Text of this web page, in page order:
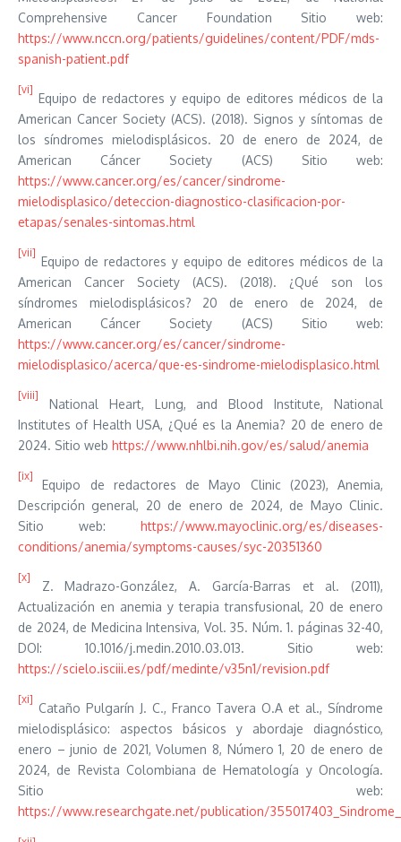
Comprehensive Cancer Foundation Sitio web:
https://www.nccn.org/patients/guidelines/content/PDF/mds-
spanish-patient.pdf
[vi]
Equipo de redactores y equipo de editores médicos de la
American Cancer Society (ACS). (2018). Signos y síntomas de
los síndromes mielodisplásicos. 20 de enero de 2024, de
American Cáncer Society (ACS) Sitio web:
https://www.cancer.org/es/cancer/sindrome-
mielodisplasico/deteccion-diagnostico-clasificacion-por-
etapas/senales-sintomas.html
[vii]
Equipo de redactores y equipo de editores médicos de la
American Cancer Society (ACS). (2018). ¿Qué son los
síndromes mielodisplásicos? 20 de enero de 2024, de
American Cáncer Society (ACS) Sitio web:
https://www.cancer.org/es/cancer/sindrome-
mielodisplasico/acerca/que-es-sindrome-mielodisplasico.html
[viii]
National Heart, Lung, and Blood Institute, National
Institutes of Health USA, ¿Qué es la Anemia? 20 de enero de
2024. Sitio web https://www.nhlbi.nih.gov/es/salud/anemia
[ix]
Equipo de redactores de Mayo Clinic (2023), Anemia,
Descripción general, 20 de enero de 2024, de Mayo Clinic.
Sitio web: https://www.mayoclinic.org/es/diseases-
conditions/anemia/symptoms-causes/syc-20351360
[x]
Z. Madrazo-González, A. García-Barras et al. (2011),
Actualización en anemia y terapia transfusional, 20 de enero
de 2024, de Medicina Intensiva, Vol. 35. Núm. 1. páginas 32-40,
DOI: 10.1016/j.medin.2010.03.013. Sitio web:
https://scielo.isciii.es/pdf/medinte/v35n1/revision.pdf
[xi]
Cataño Pulgarín J. C., Franco Tavera O.A et al., Síndrome
mielodisplásico: aspectos básicos y abordaje diagnóstico,
enero – junio de 2021, Volumen 8, Número 1, 20 de enero de
2024, de Revista Colombiana de Hematología y Oncología.
Sitio web:
https://www.researchgate.net/publication/